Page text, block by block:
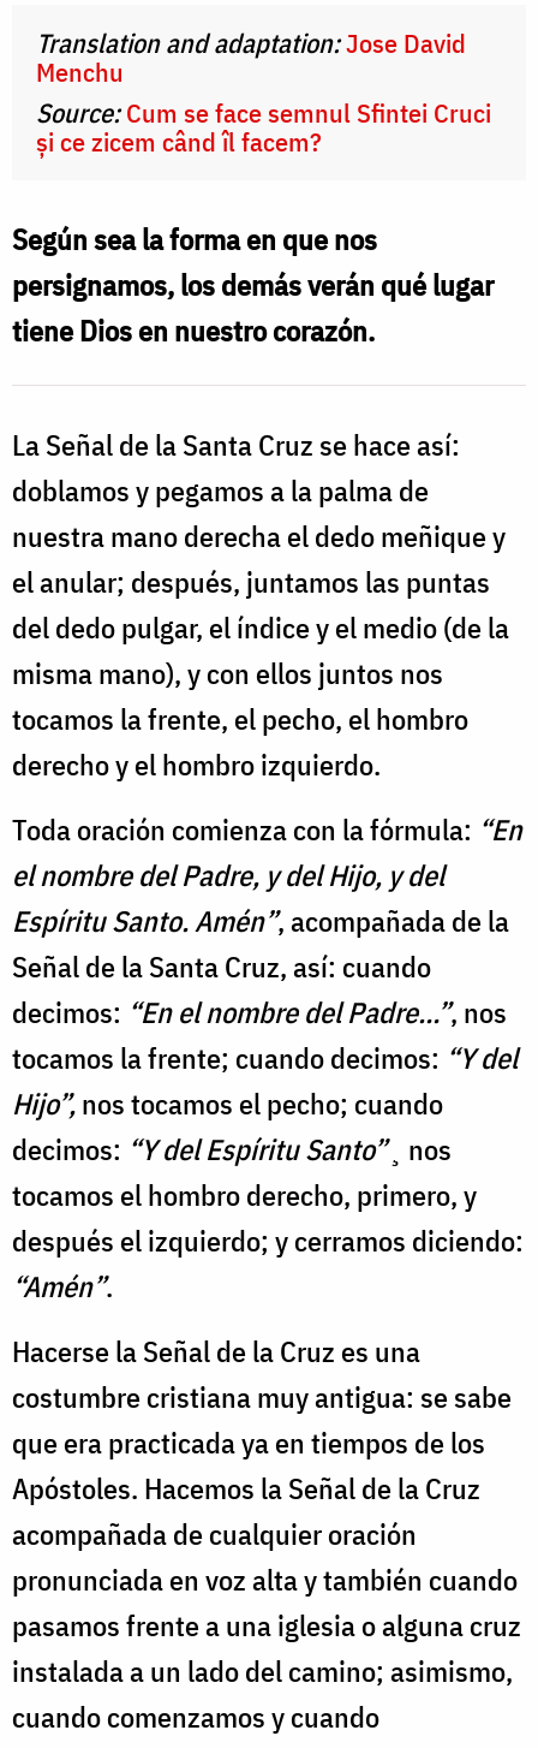
Translation and adaptation:Jose David
Menchu
Source:Cum se face semnul Sfintei Cruci
și ce zicem când îl facem?
Según sea la forma en que nos
persignamos, los demás verán qué lugar
tiene Dios en nuestro corazón.
La Señal de la Santa Cruz se hace así:
doblamos y pegamos a la palma de
nuestra mano derecha el dedo meñique y
el anular; después, juntamos las puntas
del dedo pulgar, el índice y el medio (de la
misma mano), y con ellos juntos nos
tocamos la frente, el pecho, el hombro
derecho y el hombro izquierdo.
Toda oración comienza con la fórmula: “En
el nombre del Padre, y del Hijo, y del
Espíritu Santo. Amén”, acompañada de la
Señal de la Santa Cruz, así: cuando
decimos: “En el nombre del Padre…”, nos
tocamos la frente; cuando decimos: “Y del
Hijo”,nos tocamos el pecho; cuando
decimos: “Y del Espíritu Santo”¸ nos
tocamos el hombro derecho, primero, y
después el izquierdo; y cerramos diciendo:
“Amén”.
Hacerse la Señal de la Cruz es una
costumbre cristiana muy antigua: se sabe
que era practicada ya en tiempos de los
Apóstoles. Hacemos la Señal de la Cruz
acompañada de cualquier oración
pronunciada en voz alta y también cuando
pasamos frente a una iglesia o alguna cruz
instalada a un lado del camino; asimismo,
cuando comenzamos y cuando